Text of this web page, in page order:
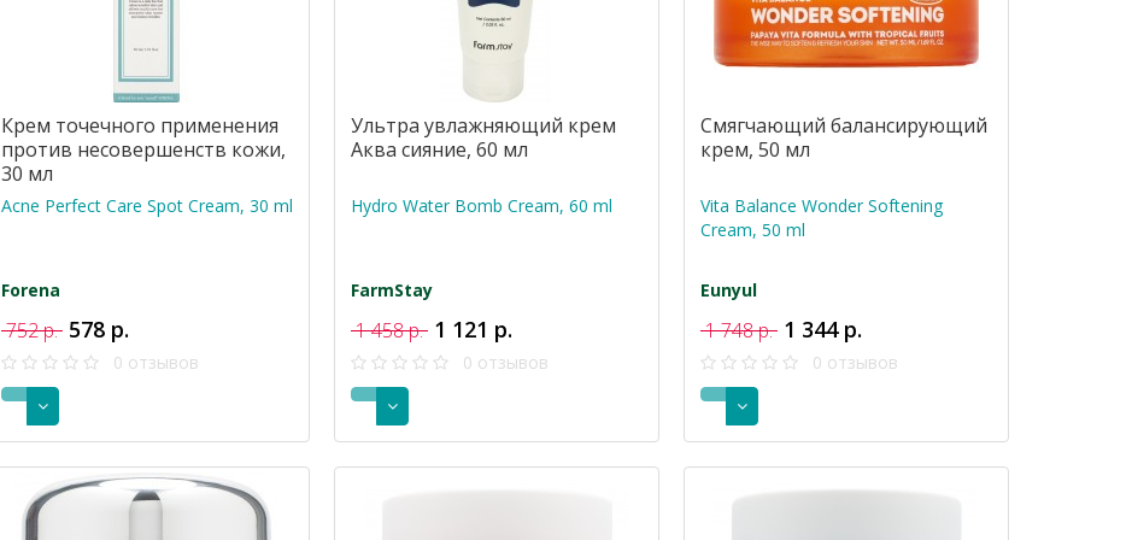
Крем точечного применения
против несовершенств кожи,
30 мл
Acne Perfect Care Spot Cream, 30 ml
Forena
752 р. 578 р.
0 отзывов
Ультра увлажняющий крем
Аква сияние, 60 мл
Hydro Water Bomb Cream, 60 ml
FarmStay
1 458 р. 1 121 р.
0 отзывов
Смягчающий балансирующий
крем, 50 мл
Vita Balance Wonder Softening
Cream, 50 ml
Eunyul
1 748 р. 1 344 р.
0 отзывов